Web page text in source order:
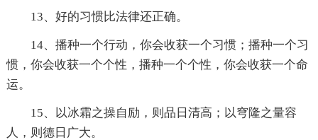
13、好的习惯比法律还正确。
14、播种一个行动，你会收获一个习惯；播种一个习
惯，你会收获一个个性，播种一个个性，你会收获一个命
运。
15、以冰霜之操自励，则品日清高；以穹隆之量容
人，则德日广大。